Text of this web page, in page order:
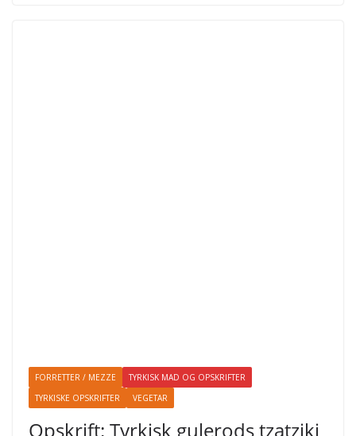
FORRETTER / MEZZE
TYRKISK MAD OG OPSKRIFTER
TYRKISKE OPSKRIFTER
VEGETAR
Opskrift: Tyrkisk gulerods tzatziki